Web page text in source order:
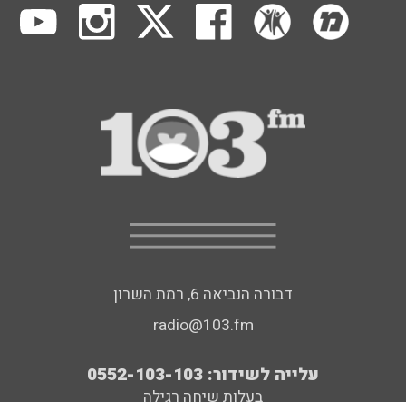
דבורה הנביאה 6, רמת השרון
radio@103.fm
עלייה לשידור: 0552-103-103
בעלות שיחה רגילה